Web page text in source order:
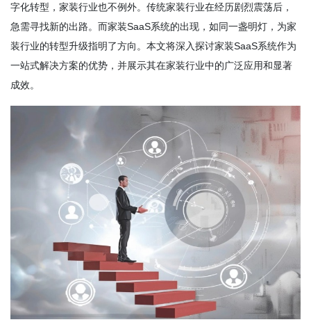
字化转型，家装行业也不例外。传统家装行业在经历剧烈震荡后，
急需寻找新的出路。而家装SaaS系统的出现，如同一盏明灯，为家
装行业的转型升级指明了方向。本文将深入探讨家装SaaS系统作为
一站式解决方案的优势，并展示其在家装行业中的广泛应用和显著
成效。